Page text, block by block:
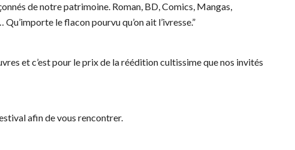
de notre patrimoine. Roman, BD, Comics, Mangas,
le flacon pourvu qu’on ait l’ivresse.”
et c’est pour le prix de la réédition cultissime que nos invités
afin de vous rencontrer.